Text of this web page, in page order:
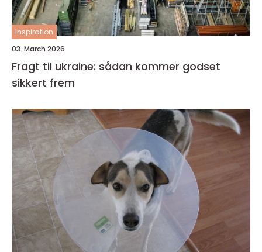
inspiration
03. March 2026
Fragt til ukraine: sådan kommer godset
sikkert frem